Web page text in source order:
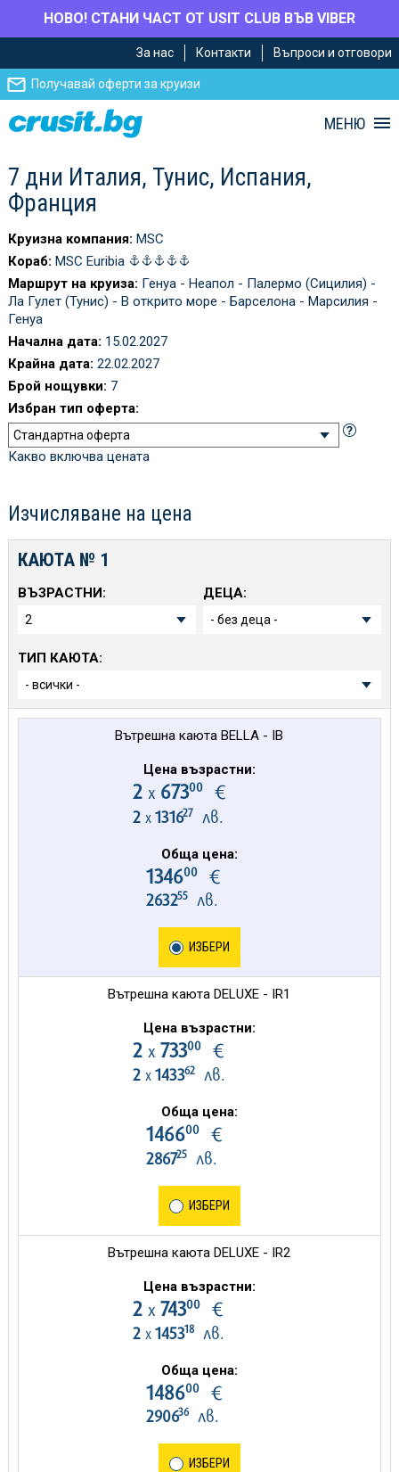
НОВО! СТАНИ ЧАСТ ОТ USIT CLUB ВЪВ VIBER
главното
съдържание
Навигацията
За нас Контакти Въпроси и отговори
Получавай оферти за круизи
МЕНЮ
7 дни Италия, Тунис, Испания,
Франция
Круизна компания: MSC
Кораб: MSC Euribia
Маршрут на круиза: Генуа - Неапол - Палермо (Сицилия) -
Ла Гулет (Тунис) - В открито море - Барселона - Марсилия -
Генуа
Начална дата: 15.02.2027
Крайна дата: 22.02.2027
Брой нощувки: 7
Избран тип оферта:
Какво включва цената
Изчисляване на цена
КАЮТА № 1
ВЪЗРАСТНИ: ДЕЦА:
ТИП КАЮТА:
Вътрешна каюта BELLA - IB
Цена възрастни:
2 х 67300€
2 х 131627лв.
Обща цена:
134600€
263255лв.
ИЗБЕРИ
Вътрешна каюта DELUXE - IR1
Цена възрастни:
2 х 73300€
2 х 143362лв.
Обща цена:
146600€
286725лв.
ИЗБЕРИ
Вътрешна каюта DELUXE - IR2
Цена възрастни:
2 х 74300€
2 х 145318лв.
Обща цена:
148600€
290636лв.
ИЗБЕРИ